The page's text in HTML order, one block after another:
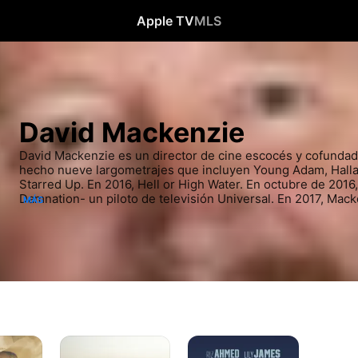
Apple TVMLS
David Mackenzie
David Mackenzie es un director de cine escocés y
hecho nueve largometrajes que incluyen Young Adam,
Starred Up.​ En 2016, Hell or High Water. En octubre de
Damnation- un piloto de televisión Universal. En 2017,
MÁS
Un
El
Intermediario